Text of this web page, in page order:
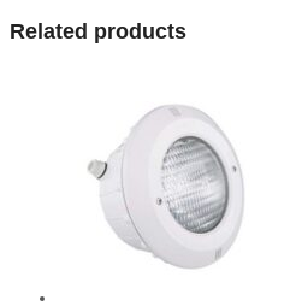
Related products